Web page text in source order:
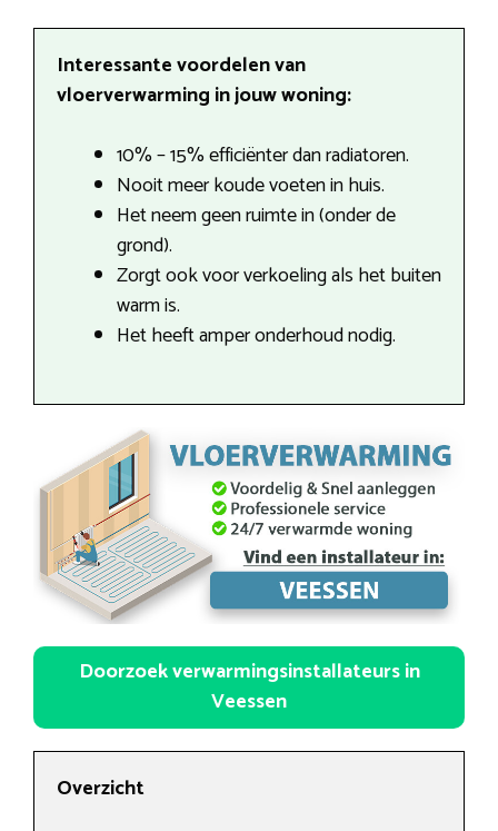
Interessante voordelen van
vloerverwarming in jouw woning:
10% – 15% efficiënter dan radiatoren.
Nooit meer koude voeten in huis.
Het neem geen ruimte in (onder de
grond).
Zorgt ook voor verkoeling als het buiten
warm is.
Het heeft amper onderhoud nodig.
Doorzoek verwarmingsinstallateurs in
Veessen
Overzicht